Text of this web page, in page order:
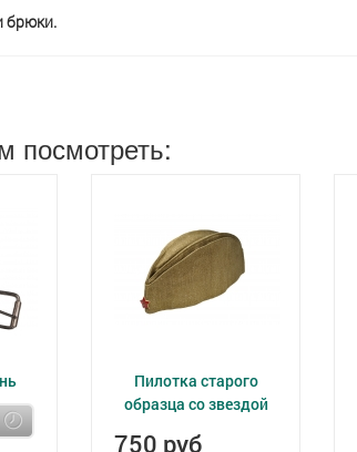
брюки.
посмотреть:
Пилотка старого
образца со звездой
750 руб